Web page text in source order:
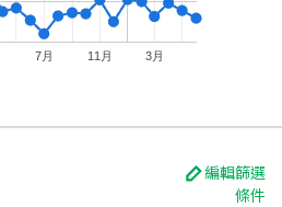
7月 11月 3月
編輯篩選
條件